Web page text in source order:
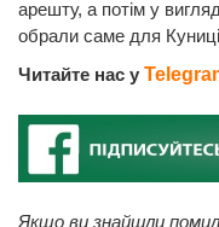
арешту, а потім у
обрали саме для
Читайте нас у
Якщо ви знайшли